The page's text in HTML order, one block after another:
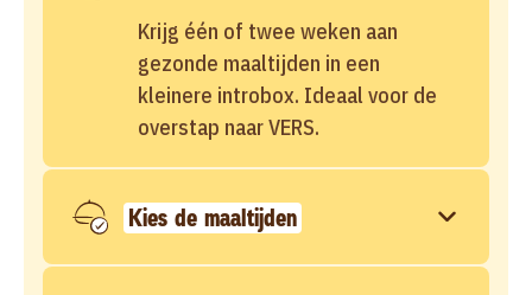
Krijg één of twee weken aan
gezonde maaltijden in een
kleinere introbox. Ideaal voor de
overstap naar VERS.
Kies de maaltijden